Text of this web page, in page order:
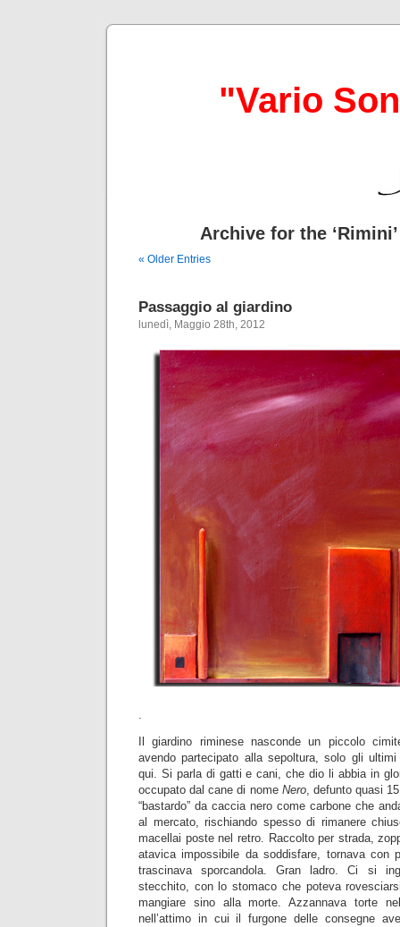
"Vario
Archive for the
« Older Entries
Passaggio al giardino
lunedì, Maggio 28th, 2012
.
Il giardino riminese nasconde un piccolo
avendo partecipato alla sepoltura, solo gli ultimi
qui. Si parla di gatti e cani, che dio li abbia in
occupato dal cane di nome Nero, defunto quasi
“bastardo” da caccia nero come carbone che
al mercato, rischiando spesso di rimanere
macellai poste nel retro. Raccolto per strada,
atavica impossibile da soddisfare, tornava con
trascinava sporcandola. Gran ladro. Ci si
stecchito, con lo stomaco che poteva
mangiare sino alla morte. Azzannava torte
nell’attimo in cui il furgone delle consegne